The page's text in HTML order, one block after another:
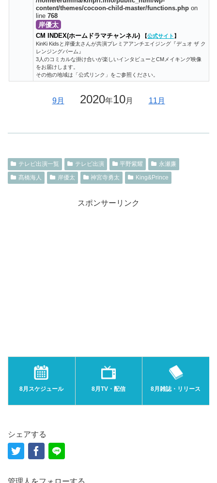
content/themes/cocoon-child-master/functions.php on
line 768
岸優太
CM INDEX(ホームドラマチャンネル) 【公式サイト 】
KinKi Kidsと岸優太さんが共演プレミアアンチエイジング『デュオ ザ ク
レンジングバーム』
3人のコミカルな掛け合いが楽しいインタビューとCMメイキング映像
をお届けします。
その他の地域は「公式リンク」をご参照ください。
9月 2020年10月 11月
テレビ出演一覧 テレビ出演 平野紫耀
永瀬廉
髙橋海人
岸優太 神宮寺勇太 King&Prince
スポンサーリンク
8月スケジュール 8月TV・配信 8月雑誌・リリース
シェアする
管理人をフォローする